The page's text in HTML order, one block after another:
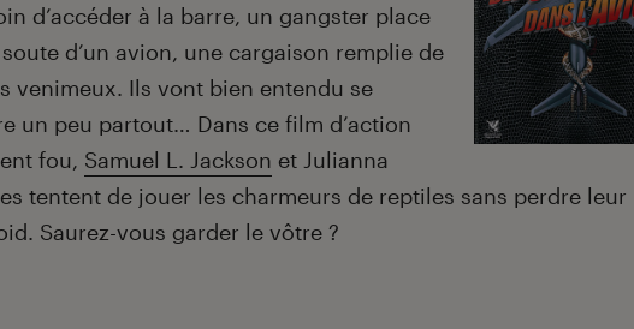
d’accéder à la barre, un gangster place
d’un avion, une cargaison remplie de
venimeux. Ils vont bien entendu se
un peu partout… Dans ce film d’action
fou, Samuel L. Jackson et Julianna
tentent de jouer les charmeurs de reptiles sans perdre leur
Saurez-vous garder le vôtre ?